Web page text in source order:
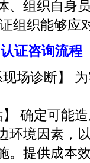
、组织自身
组织能够
证咨询流程
诊断】 为
确定可能造
环境因素，
。提供成本